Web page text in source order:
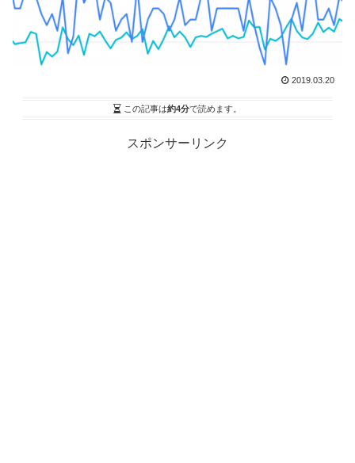
2019.03.20
この記事は約4分で読めます。
スポンサーリンク